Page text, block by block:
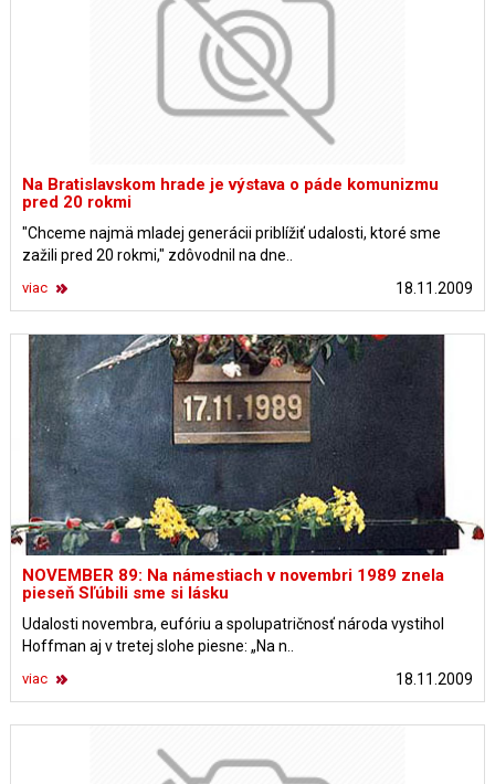
Na Bratislavskom hrade je výstava o páde komunizmu
pred 20 rokmi
"Chceme najmä mladej generácii priblížiť udalosti, ktoré sme
zažili pred 20 rokmi," zdôvodnil na dne..
18.11.2009
viac
NOVEMBER 89: Na námestiach v novembri 1989 znela
pieseň Sľúbili sme si lásku
Udalosti novembra, eufóriu a spolupatričnosť národa vystihol
Hoffman aj v tretej slohe piesne: „Na n..
18.11.2009
viac